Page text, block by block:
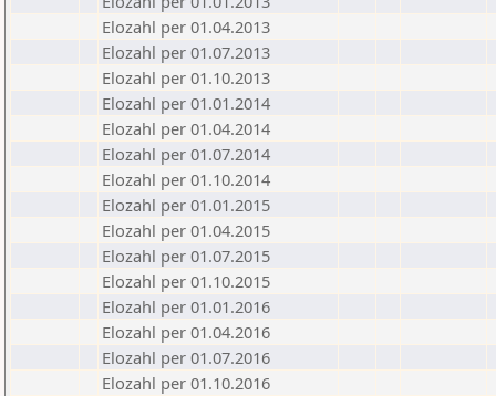
Elozahl per 01.04.2013
Elozahl per 01.07.2013
Elozahl per 01.10.2013
Elozahl per 01.01.2014
Elozahl per 01.04.2014
Elozahl per 01.07.2014
Elozahl per 01.10.2014
Elozahl per 01.01.2015
Elozahl per 01.04.2015
Elozahl per 01.07.2015
Elozahl per 01.10.2015
Elozahl per 01.01.2016
Elozahl per 01.04.2016
Elozahl per 01.07.2016
Elozahl per 01.10.2016